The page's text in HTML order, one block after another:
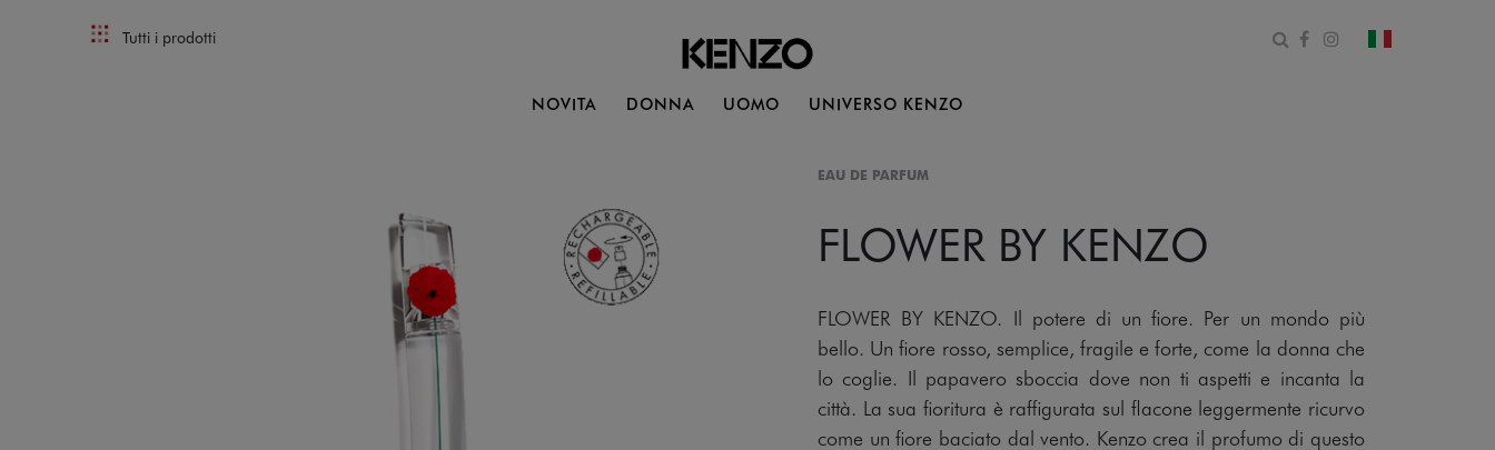
Tutti i prodotti Apri il modulo di ricerca
Facebook
Instagram
cambia
NOVITA DONNA UOMO UNIVERSO KENZO
EAU DE PARFUM
FLOWER BY KENZO
FLOWER BY KENZO. Il potere di un fiore. Per un mondo più
bello. Un fiore rosso, semplice, fragile e forte, come la donna che
lo coglie. Il papavero sboccia dove non ti aspetti e incanta la
città. La sua fioritura è raffigurata sul flacone leggermente ricurvo
come un fiore baciato dal vento. Kenzo crea il profumo di questo